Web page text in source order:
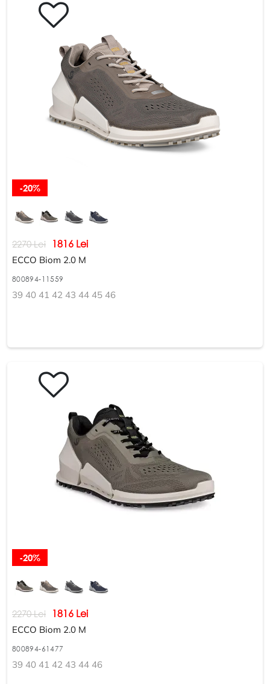
-20%
2270 Lei 1816 Lei
ECCO Biom 2.0 M
800894-11559
39 40 41 42 43 44 45 46
-20%
2270 Lei 1816 Lei
ECCO Biom 2.0 M
800894-61477
39 40 41 42 43 44 46